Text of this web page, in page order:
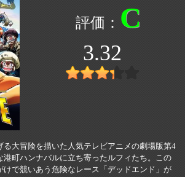
C
3.32
る大冒険を描いた人気テレビアニメの劇場版第4
港町ハンナバルに立ち寄ったルフィたち。この
けで競いあう危険なレース「デッドエンド」が